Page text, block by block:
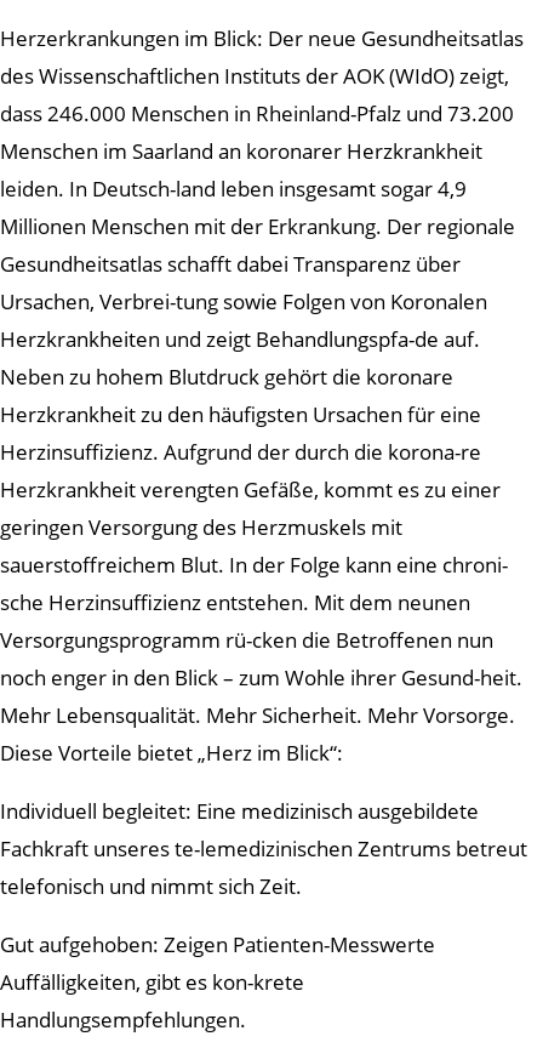
Herzerkrankungen im Blick: Der neue Gesundheitsatlas
des Wissenschaftlichen Instituts der AOK (WIdO) zeigt,
dass 246.000 Menschen in Rheinland-Pfalz und 73.200
Menschen im Saarland an koronarer Herzkrankheit
leiden. In Deutsch-land leben insgesamt sogar 4,9
Millionen Menschen mit der Erkrankung. Der regionale
Gesundheitsatlas schafft dabei Transparenz über
Ursachen, Verbrei-tung sowie Folgen von Koronalen
Herzkrankheiten und zeigt Behandlungspfa-de auf.
Neben zu hohem Blutdruck gehört die koronare
Herzkrankheit zu den häufigsten Ursachen für eine
Herzinsuffizienz. Aufgrund der durch die korona-re
Herzkrankheit verengten Gefäße, kommt es zu einer
geringen Versorgung des Herzmuskels mit
sauerstoffreichem Blut. In der Folge kann eine chroni-
sche Herzinsuffizienz entstehen. Mit dem neunen
Versorgungsprogramm rü-cken die Betroffenen nun
noch enger in den Blick – zum Wohle ihrer Gesund-heit.
Mehr Lebensqualität. Mehr Sicherheit. Mehr Vorsorge.
Diese Vorteile bietet „Herz im Blick“:
Individuell begleitet: Eine medizinisch ausgebildete
Fachkraft unseres te-lemedizinischen Zentrums betreut
telefonisch und nimmt sich Zeit.
Gut aufgehoben: Zeigen Patienten-Messwerte
Auffälligkeiten, gibt es kon-krete
Handlungsempfehlungen.